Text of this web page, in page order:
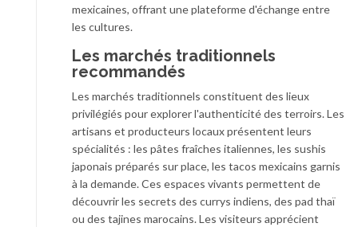
mexicaines, offrant une plateforme d'échange entre
les cultures.
Les marchés traditionnels
recommandés
Les marchés traditionnels constituent des lieux
privilégiés pour explorer l'authenticité des terroirs. Les
artisans et producteurs locaux présentent leurs
spécialités : les pâtes fraîches italiennes, les sushis
japonais préparés sur place, les tacos mexicains garnis
à la demande. Ces espaces vivants permettent de
découvrir les secrets des currys indiens, des pad thaï
ou des tajines marocains. Les visiteurs apprécient